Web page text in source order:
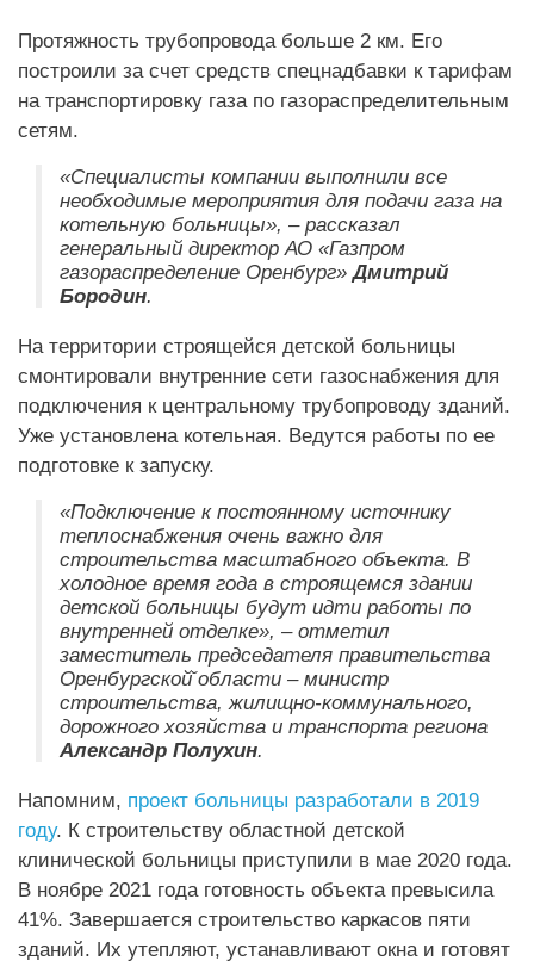
Протяжность трубопровода больше 2 км. Его
построили за счет средств спецнадбавки к тарифам
на транспортировку газа по газораспределительным
сетям.
«Специалисты компании выполнили все
необходимые мероприятия для подачи газа на
котельную больницы», – рассказал
генеральный директор АО «Газпром
газораспределение Оренбург»Дмитрий
Бородин.
На территории строящейся детской больницы
смонтировали внутренние сети газоснабжения для
подключения к центральному трубопроводу зданий.
Уже установлена котельная. Ведутся работы по ее
подготовке к запуску.
«Подключение к постоянному источнику
теплоснабжения очень важно для
строительства масштабного объекта. В
холодное время года в строящемся здании
детской больницы будут идти работы по
внутренней отделке», – отметил
заместитель председателя правительства
Оренбургской̆ области – министр
строительства, жилищно-коммунального,
дорожного хозяйства и транспорта региона
Александр Полухин.
Напомним, проект больницы разработали в 2019
году. К строительству областной детской
клинической больницы приступили в мае 2020 года.
В ноябре 2021 года готовность объекта превысила
41%. Завершается строительство каркасов пяти
зданий. Их утепляют, устанавливают окна и готовят